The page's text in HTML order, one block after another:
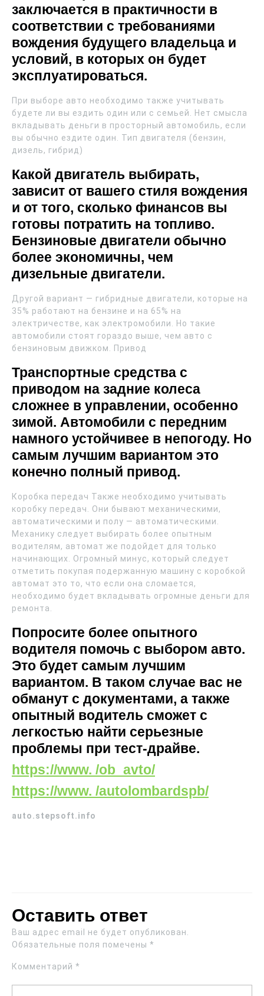
заключается в практичности в
соответствии с требованиями
вождения будущего владельца и
условий, в которых он будет
эксплуатироваться.
При выборе авто необходимо также учитывать
будете ли вы ездить один или с семьей. Нет смысла
вкладывать деньги в просторный автомобиль, если
вы обычно ездите один. Тип двигателя (бензин,
дизель, гибрид)
Какой двигатель выбирать,
зависит от вашего стиля вождения
и от того, сколько финансов вы
готовы потратить на топливо.
Бензиновые двигатели обычно
более экономичны, чем
дизельные двигатели.
Другой вариант — гибридные двигатели, которые на
35% работают на бензине и на 65% на
электричестве, как электромобили. Но такие
автомобили стоят гораздо выше, чем авто с
бензиновым движком. Привод
Транспортные средства с
приводом на задние колеса
сложнее в управлении, особенно
зимой. Автомобили с передним
намного устойчивее в непогоду. Но
самым лучшим вариантом это
конечно полный привод.
Коробка передач Также необходимо учитывать
коробку передач. Они бывают механическими,
автоматическими и полу — автоматическими.
Механику следует выбирать более опытным
водителям, автомат же подойдет для только
начинающих. Огромный минус, который следует
отметить покупая подержанную машину с коробкой
автомат это то, что если она сломается,
необходимо будет вкладывать огромные деньги для
ремонта.
Попросите более опытного
водителя помочь с выбором авто.
Это будет самым лучшим
вариантом. В таком случае вас не
обманут с документами, а также
опытный водитель сможет с
легкостью найти серьезные
проблемы при тест-драйве.
https://www. /ob_avto/
https://www. /autolombardspb/
auto.stepsoft.info
Оставить ответ
Ваш адрес email не будет опубликован.
Обязательные поля помечены *
Комментарий *